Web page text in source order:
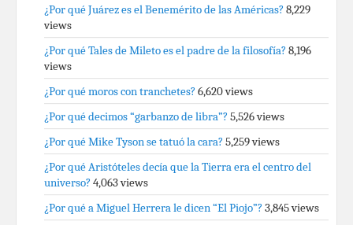
¿Por qué Juárez es el Benemérito de las Américas? 8,229
views
¿Por qué Tales de Mileto es el padre de la filosofía? 8,196
views
¿Por qué moros con tranchetes? 6,620 views
¿Por qué decimos “garbanzo de libra”? 5,526 views
¿Por qué Mike Tyson se tatuó la cara? 5,259 views
¿Por qué Aristóteles decía que la Tierra era el centro del
universo? 4,063 views
¿Por qué a Miguel Herrera le dicen “El Piojo”? 3,845 views